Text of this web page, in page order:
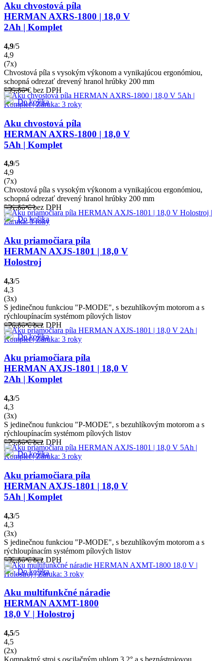
Aku chvostová píla
HERMAN AXRS-1800 | 18,0 V
2Ah | Komplet
4,9/5
4,9
(7x)
Chvostová píla s vysokým výkonom a vynikajúcou ergonómiou,
schopná odrezať drevený hranol hrúbky 200 mm
259,00€ bez DPH
Do košíka
Aku chvostová píla
HERMAN AXRS-1800 | 18,0 V
5Ah | Komplet
4,9/5
4,9
(7x)
Chvostová píla s vysokým výkonom a vynikajúcou ergonómiou,
schopná odrezať drevený hranol hrúbky 200 mm
331,00€bez DPH
Do košíka
Aku priamočiara píla
HERMAN AXJS-1801 | 18,0 V
Holostroj
4,3/5
4,3
(3x)
S jedinečnou funkciou "P-MODE", s bezuhlíkovým motorom a s
rýchloupínacím systémom pílových listov
176,00€bez DPH
Do košíka
Aku priamočiara píla
HERMAN AXJS-1801 | 18,0 V
2Ah | Komplet
4,3/5
4,3
(3x)
S jedinečnou funkciou "P-MODE", s bezuhlíkovým motorom a s
rýchloupínacím systémom pílových listov
279,00€bez DPH
Do košíka
Aku priamočiara píla
HERMAN AXJS-1801 | 18,0 V
5Ah | Komplet
4,3/5
4,3
(3x)
S jedinečnou funkciou "P-MODE", s bezuhlíkovým motorom a s
rýchloupínacím systémom pílových listov
352,00€bez DPH
Do košíka
Aku multifunkčné náradie
HERMAN AXMT-1800
18,0 V | Holostroj
4,5/5
4,5
(2x)
Kompaktný stroj s oscilačným uhlom 3,2° a s beznástrojovou